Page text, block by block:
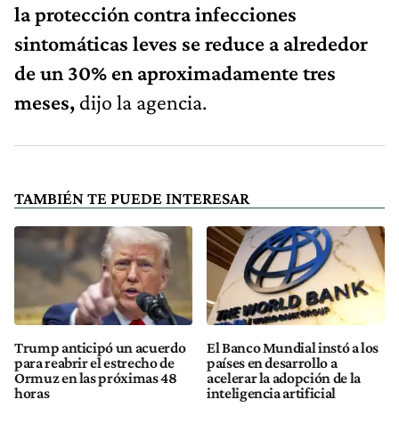
la protección contra infecciones
sintomáticas leves se reduce a alrededor
de un 30% en aproximadamente tres
meses, dijo la agencia.
TAMBIÉN TE PUEDE INTERESAR
Trump anticipó un acuerdo
para reabrir el estrecho de
Ormuz en las próximas 48
horas
El Banco Mundial instó a los
países en desarrollo a
acelerar la adopción de la
inteligencia artificial